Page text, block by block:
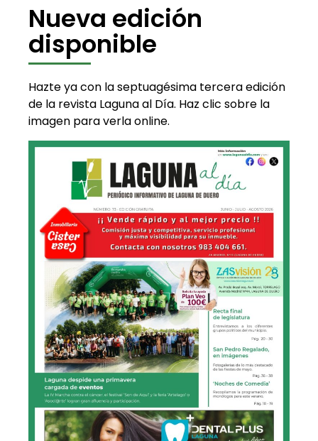
Nueva edición
disponible
Hazte ya con la septuagésima tercera edición
de la revista Laguna al Día. Haz clic sobre la
imagen para verla online.